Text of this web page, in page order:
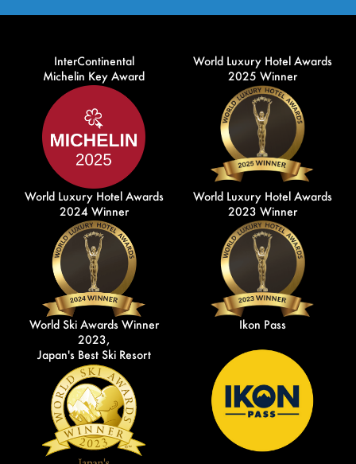
InterContinental
Michelin Key Award
World Luxury Hotel Awards
2025 Winner
World Luxury Hotel Awards
2024 Winner
World Luxury Hotel Awards
2023 Winner
World Ski Awards Winner
2023,
Japan's Best Ski Resort
Ikon Pass